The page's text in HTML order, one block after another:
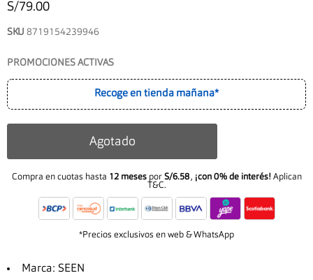
S/79.00
SKU 8719154239946
PROMOCIONES ACTIVAS
Recoge en tienda mañana*
Agotado
Compra en cuotas hasta 12 mesespor S/6.58, ¡con 0% de interés!Aplican
T&C.
*Precios exclusivos en web & WhatsApp
Marca: SEEN